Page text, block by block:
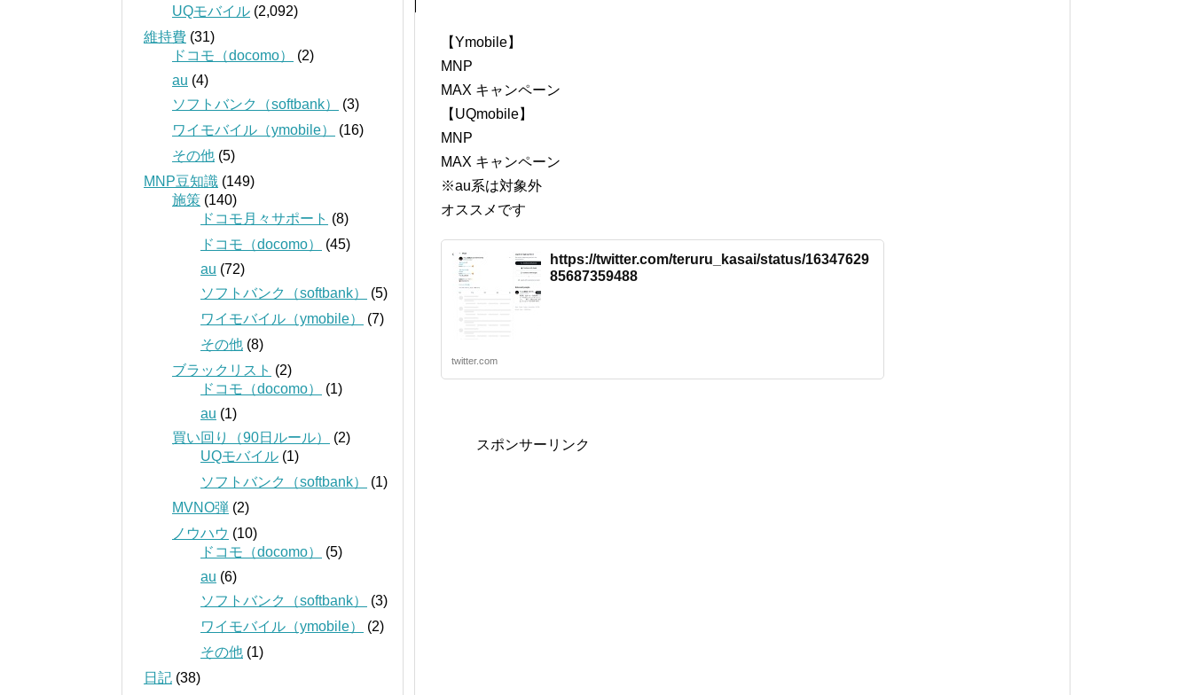
【Ymobile】
MNP
MAX キャンペーン
【UQmobile】
MNP
MAX キャンペーン
※au系は対象外
オススメです
https://twitter.com/teruru_kasai/status/16347629
85687359488
twitter.com
スポンサーリンク
UQモバイル (2,092)
維持費 (31)
ドコモ（docomo）
(2)
au (4)
ソフトバンク（softbank）
(3)
ワイモバイル（ymobile）
(16)
その他 (5)
MNP豆知識 (149)
施策 (140)
ドコモ月々サポート (8)
ドコモ（docomo）
(45)
au (72)
ソフトバンク（softbank）
(5)
ワイモバイル（ymobile）
(7)
その他 (8)
ブラックリスト (2)
ドコモ（docomo）
(1)
au (1)
買い回り（90日ルール）
(2)
UQモバイル (1)
ソフトバンク（softbank）
(1)
MVNO弾 (2)
ノウハウ (10)
ドコモ（docomo）
(5)
au (6)
ソフトバンク（softbank）
(3)
ワイモバイル（ymobile）
(2)
その他 (1)
日記 (38)